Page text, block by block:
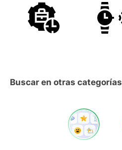
Buscar en otras categorías